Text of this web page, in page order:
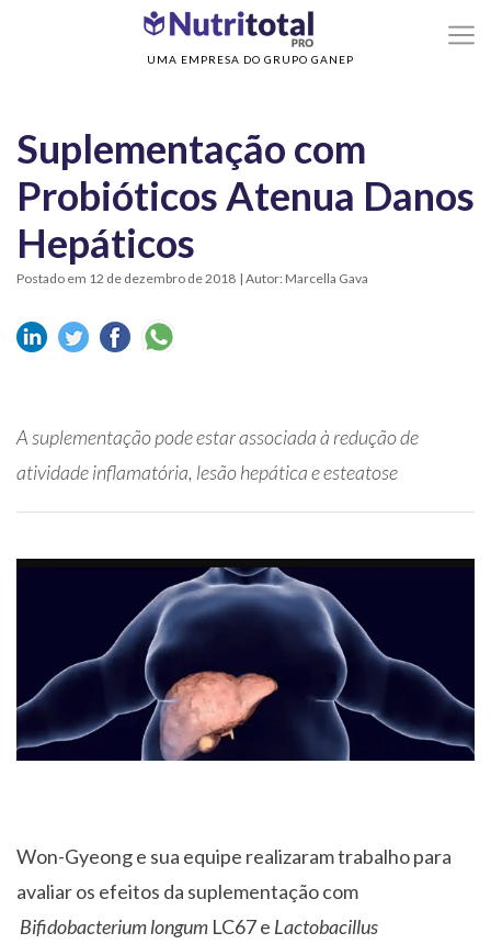
UMA EMPRESA DO GRUPO GANEP
>Suplementação com Probióticos Atenua Danos Hepáticos
Suplementação com
Probióticos Atenua Danos
Hepáticos
Postado em 12 de dezembro de 2018 | Autor: Marcella Gava
A suplementação pode estar associada à redução de
atividade inflamatória, lesão hepática e esteatose
Won-Gyeong e sua equipe realizaram trabalho para
avaliar os efeitos da suplementação com
Bifidobacterium longum LC67 e Lactobacillus